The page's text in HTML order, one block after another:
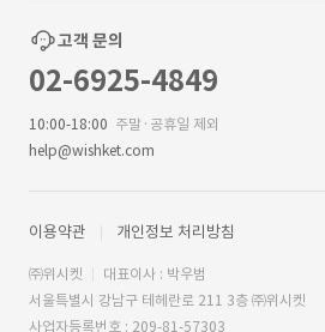
고객 문의
02-6925-4849
10:00-18:00 주말·공휴일 제외
help@wishket.com
이용약관 개인정보 처리방침
㈜위시켓
대표이사 : 박우범
서울특별시 강남구 테헤란로 211 3층 ㈜위시켓
사업자등록번호 : 209-81-57303